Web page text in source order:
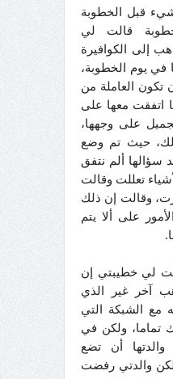
قبل الخطوبة
قالت لي
إلى الكوافيرة
في يوم الخطوبة،
العاملة من
اتفقت معها على
على وجهها،
حيث تم وضع
سؤالها ألم نتفق
تعللت وقالت
وقالت إن ذلك
على ألا يتم
لي خطيبتي إن
آخر غير الذي
مع الشبكة التي
تماما، ولكن في
أن تضع
والدتي رفضت